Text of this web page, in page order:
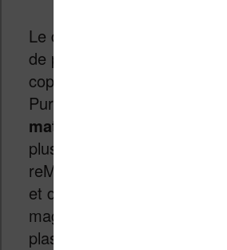
Le design rappelle celui du
de première génération,
copie conforme. La
Pure est composée de
matériaux recyclés
, soit
plus élevée de tous les
reMarkable. Cela inclut
et du cobalt de la batterie,
magnésium du châssis
plastique du dos de l’appareil.